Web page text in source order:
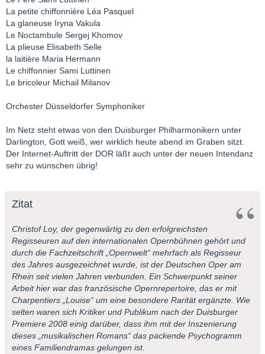
La petite chiffonnière Léa Pasquel
La glaneuse Iryna Vakula
Le Noctambule Sergej Khomov
La plieuse Elisabeth Selle
la laitière Maria Hermann
Le chiffonnier Sami Luttinen
Le bricoleur Michail Milanov
Orchester Düsseldorfer Symphoniker
Im Netz steht etwas von den Duisburger Philharmonikern unter
Darlington, Gott weiß, wer wirklich heute abend im Graben sitzt.
Der Internet-Auftritt der DOR läßt auch unter der neuen Intendanz
sehr zu wünschen übrig!
Zitat
Christof Loy, der gegenwärtig zu den erfolgreichsten
Regisseuren auf den internationalen Opernbühnen gehört und
durch die Fachzeitschrift „Opernwelt“ mehrfach als Regisseur
des Jahres ausgezeichnet wurde, ist der Deutschen Oper am
Rhein seit vielen Jahren verbunden. Ein Schwerpunkt seiner
Arbeit hier war das französische Opernrepertoire, das er mit
Charpentiers „Louise“ um eine besondere Rarität ergänzte. Wie
selten waren sich Kritiker und Publikum nach der Duisburger
Premiere 2008 einig darüber, dass ihm mit der Inszenierung
dieses „musikalischen Romans“ das packende Psychogramm
eines Familiendramas gelungen ist.